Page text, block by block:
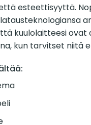
esteettisyyttä.
kuulolaitteesi ovat
kun tarvitset niitä